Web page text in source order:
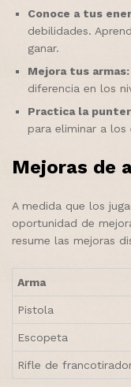
Conoce a tus
debilidades.
ganar.
Mejora tus armas:
diferencia en los
Practica la
para eliminar a los
Mejoras de
A medida que los
oportunidad de
resume las mejoras
Arma
Pistola
Escopeta
Rifle de